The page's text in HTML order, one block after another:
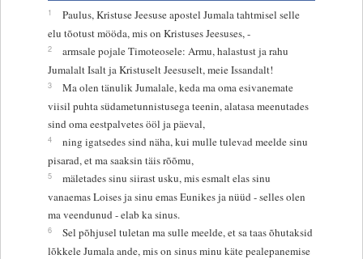
1
Paulus, Kristuse Jeesuse apostel Jumala tahtmisel selle
elu tõotust mööda, mis on Kristuses Jeesuses, -
2
armsale pojale Timoteosele: Armu, halastust ja rahu
Jumalalt Isalt ja Kristuselt Jeesuselt, meie Issandalt!
3
Ma olen tänulik Jumalale, keda ma oma esivanemate
viisil puhta südametunnistusega teenin, alatasa meenutades
sind oma eestpalvetes ööl ja päeval,
4
ning igatsedes sind näha, kui mulle tulevad meelde sinu
pisarad, et ma saaksin täis rõõmu,
5
mäletades sinu siirast usku, mis esmalt elas sinu
vanaemas Loises ja sinu emas Eunikes ja nüüd - selles olen
ma veendunud - elab ka sinus.
6
Sel põhjusel tuletan ma sulle meelde, et sa taas õhutaksid
lõkkele Jumala ande, mis on sinus minu käte pealepanemise